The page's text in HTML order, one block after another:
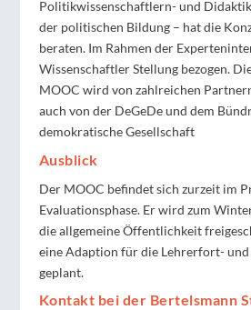
Politikwissenschaftlern- und
der politischen Bildung – hat die
beraten. Im Rahmen der
Wissenschaftler Stellung bezogen.
MOOC wird von zahlreichen
auch von der DeGeDe und dem
demokratische Gesellschaft
Ausblick
Der MOOC befindet sich zurzeit im
Evaluationsphase. Er wird zum
die allgemeine Öffentlichkeit
eine Adaption für die Lehrerfort-
geplant.
Kontakt bei der Bertelsmann